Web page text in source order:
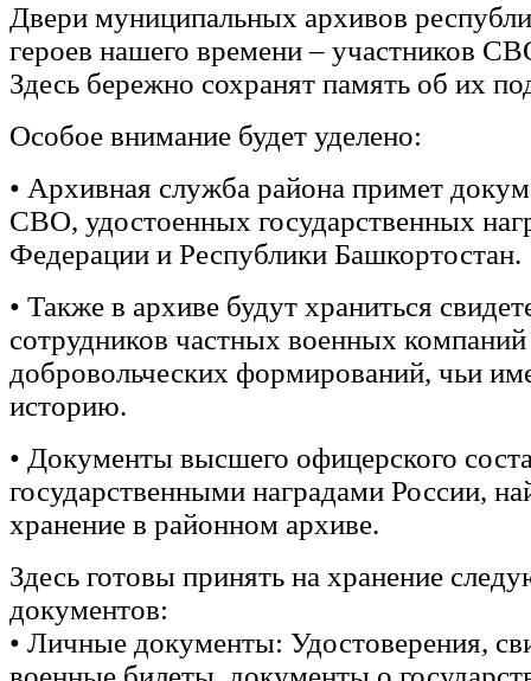
Двери муниципальных архивов
героев нашего времени – участников
Здесь бережно сохранят память об их
Особое внимание будет уделено:
• Архивная служба района примет
СВО, удостоенных государственных
Федерации и Республики Башкортостан.
• Также в архиве будут храниться
сотрудников частных военных
добровольческих формирований, чьи
историю.
• Документы высшего офицерского
государственными наградами России,
хранение в районном архиве.
Здесь готовы принять на хранение
документов:
• Личные документы: Удостоверения,